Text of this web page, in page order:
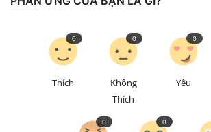
Thích
0
Không
Thích
0
Yêu
0
0 0